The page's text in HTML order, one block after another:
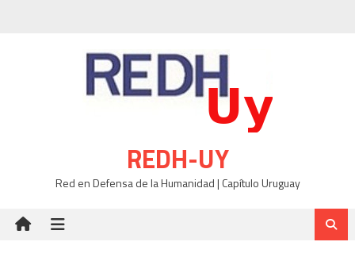
REDH-UY
Red en Defensa de la Humanidad | Capítulo Uruguay